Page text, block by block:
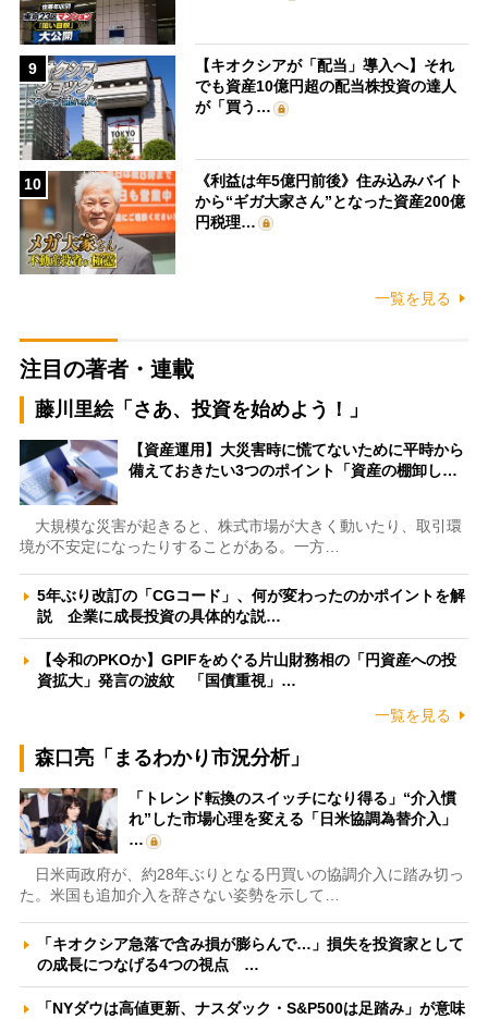
9
【キオクシアが「配当」導入へ】それ
でも資産10億円超の配当株投資の達人
が「買う…
10
《利益は年5億円前後》住み込みバイト
から“ギガ大家さん”となった資産200億
円税理…
一覧を見る
注目の著者・連載
藤川里絵「さあ、投資を始めよう！」
【資産運用】大災害時に慌てないために平時から
備えておきたい3つのポイント「資産の棚卸し…
大規模な災害が起きると、株式市場が大きく動いたり、取引環
境が不安定になったりすることがある。一方…
5年ぶり改訂の「CGコード」、何が変わったのかポイントを解
説 企業に成長投資の具体的な説…
【令和のPKOか】GPIFをめぐる片山財務相の「円資産への投
資拡大」発言の波紋 「国債重視」…
一覧を見る
森口亮「まるわかり市況分析」
「トレンド転換のスイッチになり得る」“介入慣
れ”した市場心理を変える「日米協調為替介入」
…
日米両政府が、約28年ぶりとなる円買いの協調介入に踏み切っ
た。米国も追加介入を辞さない姿勢を示して…
「キオクシア急落で含み損が膨らんで…」損失を投資家として
の成長につなげる4つの視点 …
「NYダウは高値更新、ナスダック・S&P500は足踏み」が意味